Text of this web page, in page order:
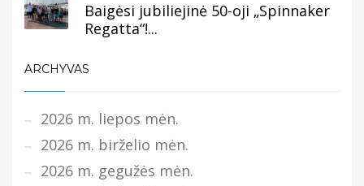
Baigėsi jubiliejinė 50-oji „Spinnaker
Regatta“!...
ARCHYVAS
2026 m. liepos mėn.
2026 m. birželio mėn.
2026 m. gegužės mėn.